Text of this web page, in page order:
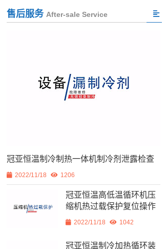
售后服务 After-sale Service
冠亚恒温制冷制热一体机制冷剂泄露检查
2022/11/18 1206
冠亚恒温高低温循环机压
缩机热过载保护复位操作
2022/11/18 1042
冠亚恒温制冷加热循环装